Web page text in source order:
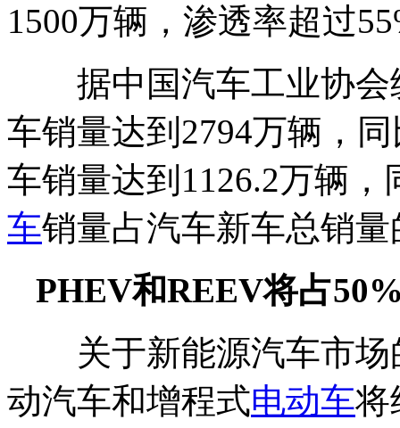
1500万辆，渗透率超过
据中国汽车工业协会
车销量达到2794万辆，
车销量达到1126.2万辆
车销量占汽车新车总销量
PHEV和REEV将占
关于新能源汽车市场
动汽车和增程式电动车将